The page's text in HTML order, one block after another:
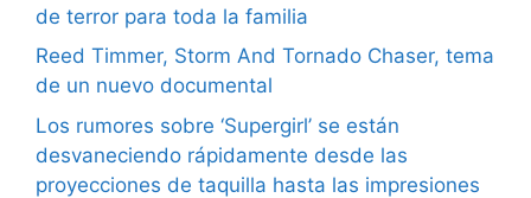
de terror para toda la familia
Reed Timmer, Storm And Tornado Chaser, tema
de un nuevo documental
Los rumores sobre ‘Supergirl’ se están
desvaneciendo rápidamente desde las
proyecciones de taquilla hasta las impresiones